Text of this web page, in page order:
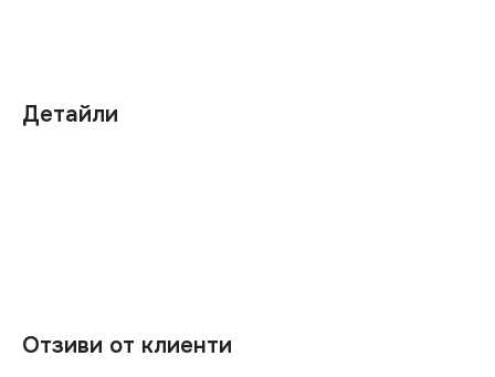
Детайли
Отзиви от клиенти